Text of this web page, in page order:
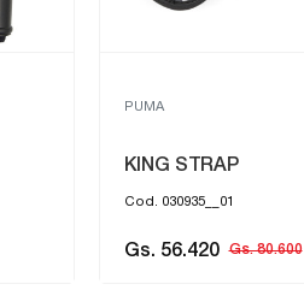
PUMA
KING STRAP
Cod. 030935__01
Gs. 56.420 Gs. 80.600